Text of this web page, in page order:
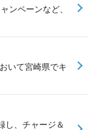
ンペーンなど、
いて宮崎県でキ
し、チャージ＆